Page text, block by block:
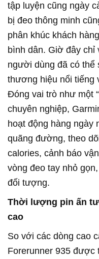
tập luyện cũng ngày
bị đeo thông minh
phân khúc khách
bình dân. Giờ đây chỉ
người dùng đã có thể
thương hiệu nổi tiếng
Đóng vai trò như một
chuyên nghiệp,
hoạt động hàng
quãng đường, theo
calories, cảnh báo
vòng đeo tay nhỏ
đối tượng.
Thời lượng pin ấn
cao
So với các dòng cao
Forerunner 935 được